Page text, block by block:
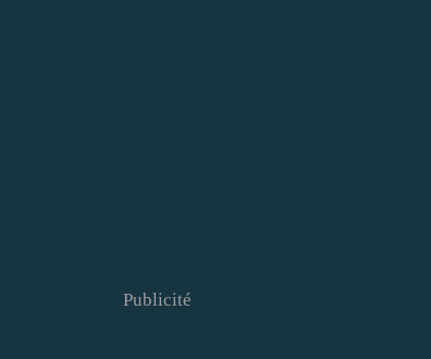
Publicité